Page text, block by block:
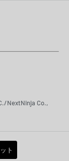
NextNinja Co.,
ト